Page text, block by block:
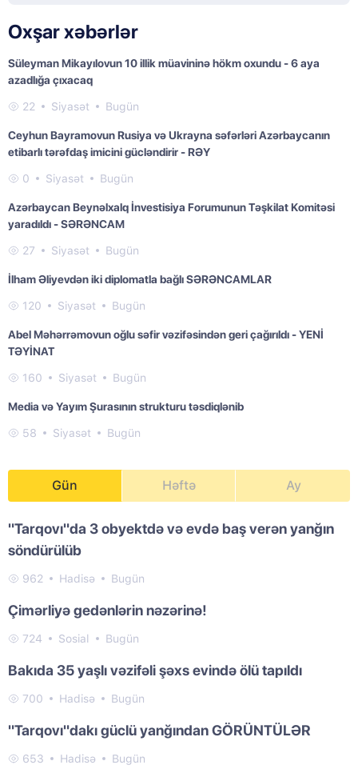
Oxşar xəbərlər
Süleyman Mikayılovun 10 illik müavininə hökm oxundu - 6 aya
azadlığa çıxacaq
22 Siyasət Bugün
Ceyhun Bayramovun Rusiya və Ukrayna səfərləri Azərbaycanın
etibarlı tərəfdaş imicini gücləndirir - RƏY
0 Siyasət Bugün
Azərbaycan Beynəlxalq İnvestisiya Forumunun Təşkilat Komitəsi
yaradıldı - SƏRƏNCAM
27 Siyasət Bugün
İlham Əliyevdən iki diplomatla bağlı SƏRƏNCAMLAR
120 Siyasət Bugün
Abel Məhərrəmovun oğlu səfir vəzifəsindən geri çağırıldı - YENİ
TƏYİNAT
160 Siyasət Bugün
Media və Yayım Şurasının strukturu təsdiqlənib
58 Siyasət Bugün
Gün Həftə Ay
"Tarqovı"da 3 obyektdə və evdə baş verən yanğın
söndürülüb
962 Hadisə Bugün
Çimərliyə gedənlərin nəzərinə!
724 Sosial Bugün
Bakıda 35 yaşlı vəzifəli şəxs evində ölü tapıldı
700 Hadisə Bugün
"Tarqovı"dakı güclü yanğından GÖRÜNTÜLƏR
653 Hadisə Bugün